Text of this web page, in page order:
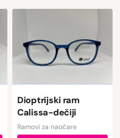
Dioptrijski ram
Calissa-dečiji
Ramovi za naočare